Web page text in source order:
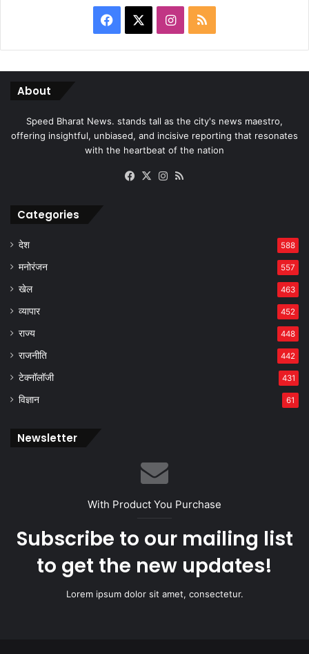
Facebook Instagram
RSS
About
Speed Bharat News. stands tall as the city's news maestro,
offering insightful, unbiased, and incisive reporting that resonates
with the heartbeat of the nation
Facebook
X Instagram
Categories
देश 588
मनोरंजन 557
खेल 463
व्यापार 452
राज्य 448
राजनीति 442
टेक्नॉलॉजी 431
विज्ञान 61
Newsletter
With Product You Purchase
Subscribe to our mailing list
to get the new updates!
Lorem ipsum dolor sit amet, consectetur.